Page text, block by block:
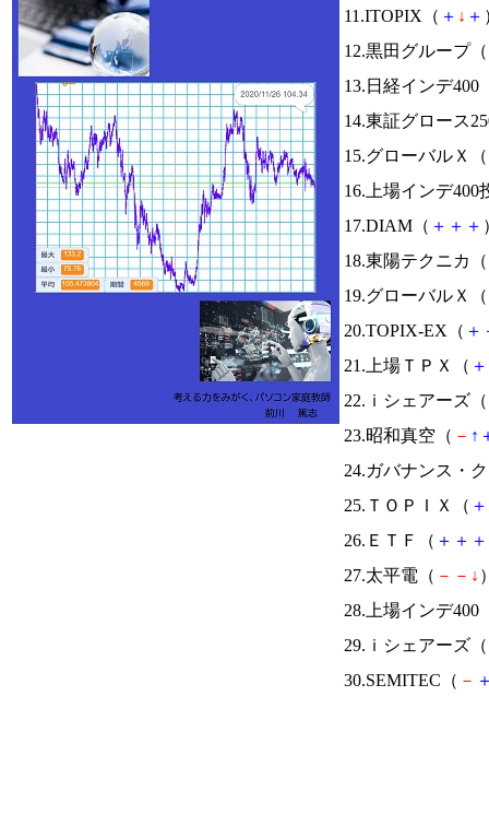
11.ITOPIX（ ＋ ↓ ＋
12.黒田グループ（
13.日経インデ400
14.東証グロース
15.グローバルＸ（
16.上場インデ400
17.DIAM（ ＋ ＋ ＋
18.東陽テクニカ（
19.グローバルＸ（
20.TOPIX-EX（ ＋
21.上場ＴＰＸ（ ＋
22.ｉシェアーズ（
23.昭和真空（ － ↑
24.ガバナンス・
25.ＴＯＰＩＸ（ ＋
26.ＥＴＦ（ ＋ ＋ ＋
27.太平電（ － － ↓
28.上場インデ400
29.ｉシェアーズ（
30.SEMITEC（ －